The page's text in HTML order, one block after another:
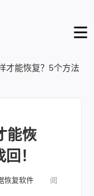
才能恢复？5个方法
能恢
！
恢复软件 阅